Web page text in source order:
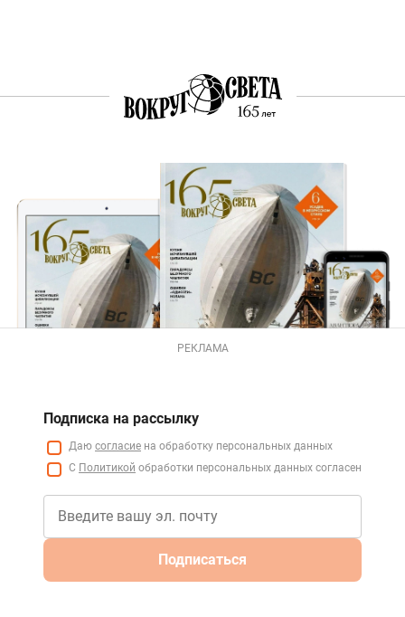
РЕКЛАМА
Подписка на рассылку
Даю согласие на обработку персональных данных
С Политикой обработки персональных данных согласен
Подписаться